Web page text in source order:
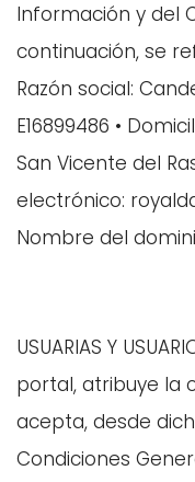
Información y del
continuación, se
Razón social:
E16899486 •
San Vicente del
electrónico:
Nombre del
USUARIAS Y
portal, atribuye la
acepta, desde
Condiciones